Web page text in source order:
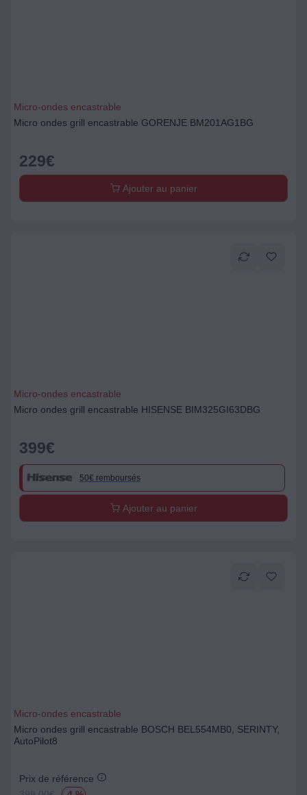
Micro-ondes encastrable
Micro ondes grill encastrable GORENJE BM201AG1BG
229€
Ajouter au panier
Micro-ondes encastrable
Micro ondes grill encastrable HISENSE BIM325GI63DBG
399€
50€ remboursés
Ajouter au panier
Micro-ondes encastrable
Micro ondes grill encastrable BOSCH BEL554MB0, SERINTY,
AutoPilot8
Prix de référence